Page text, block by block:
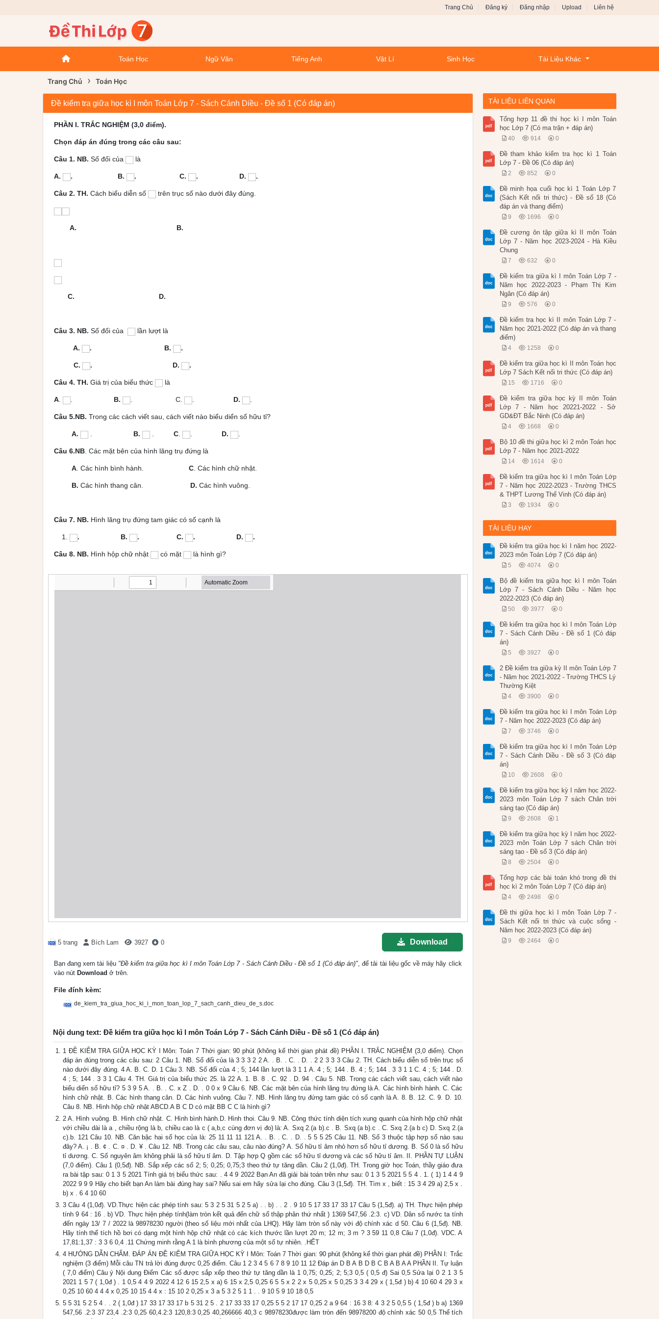
Trang Chủ Đăng ký Đăng nhập Upload Liên hệ
Toán Học Ngữ Văn Tiếng Anh Vật Lí Sinh Học Tài Liệu Khác
Trang Chủ › Toán Học
Đề kiểm tra giữa học kì I môn Toán Lớp 7 - Sách Cánh Diều - Đề số 1 (Có đáp án)
PHẦN I. TRẮC NGHIỆM (3,0 điểm).
Chọn đáp án đúng trong các câu sau:
Câu 1. NB. Số đối của là
A. . B. . C. . D. .
Câu 2. TH. Cách biểu diễn số trên trục số nào dưới đây đúng.
A. B.
C. D.
Câu 3. NB. Số đối của lần lượt là
A. . B. .
C. . D. .
Câu 4. TH. Giá trị của biểu thức là
A. . B. . C. . D. .
Câu 5.NB. Trong các cách viết sau, cách viết nào biểu diển số hữu tỉ?
A. . B. . C. . D. .
Câu 6.NB. Các mặt bên của hình lăng trụ đứng là
A. Các hình bình hành. C. Các hình chữ nhật.
B. Các hình thang cân. D. Các hình vuông.
Câu 7. NB. Hình lăng trụ đứng tam giác có số cạnh là
. B. . C. . D. .
Câu 8. NB. Hình hộp chữ nhật có mặt là hình gì?
5 trang Bích Lam 3927 0 Download
Bạn đang xem tài liệu "Đề kiểm tra giữa học kì I môn Toán Lớp 7 - Sách Cánh Diều - Đề số 1 (Có đáp án)", để tải tài liệu gốc về máy hãy click
vào nút Download ở trên.
File đính kèm:
de_kiem_tra_giua_hoc_ki_i_mon_toan_lop_7_sach_canh_dieu_de_s.doc
Nội dung text: Đề kiểm tra giữa học kì I môn Toán Lớp 7 - Sách Cánh Diều - Đề số 1 (Có đáp án)
1 ĐỀ KIỂM TRA GIỮA HỌC KỲ I Môn: Toán 7 Thời gian: 90 phút (không kể thời gian phát đề) PHẦN I. TRẮC NGHIỆM (3,0 điểm). Chọn
đáp án đúng trong các câu sau: 2 Câu 1. NB. Số đối của là 3 3 3 2 2 A. . B. . C. . D. . 2 2 3 3 3 Câu 2. TH. Cách biểu diễn số trên trục số
nào dưới đây đúng. 4 A. B. C. D. 1 Câu 3. NB. Số đối của 4 ; 5; 144 lần lượt là 3 1 1 A. 4 ; 5; 144 . B. 4 ; 5; 144 . 3 3 1 1 C. 4 ; 5; 144 . D.
4 ; 5; 144 . 3 3 1 Câu 4. TH. Giá trị của biểu thức 25. là 22 A. 1. B. 8 . C. 92 . D. 94 . Câu 5. NB. Trong các cách viết sau, cách viết nào
biểu diển số hữu tỉ? 5 3 9 5 A. . B. . C. x Z . D. . 0 0 x 9 Câu 6. NB. Các mặt bên của hình lăng trụ đứng là A. Các hình bình hành. C. Các
hình chữ nhật. B. Các hình thang cân. D. Các hình vuông. Câu 7. NB. Hình lăng trụ đứng tam giác có số cạnh là A. 8. B. 12. C. 9. D. 10.
Câu 8. NB. Hình hộp chữ nhật ABCD.A B C D có mặt BB C C là hình gì?
2 A. Hình vuông. B. Hình chữ nhật. C. Hình bình hành.D. Hình thoi. Câu 9. NB. Công thức tính diện tích xung quanh của hình hộp chữ nhật
với chiều dài là a , chiều rộng là b, chiều cao là c ( a,b,c cùng đơn vị đo) là: A. Sxq 2.(a b).c . B. Sxq (a b).c . C. Sxq 2.(a b c) D. Sxq 2.(a
c).b. 121 Câu 10. NB. Căn bậc hai số học của là: 25 11 11 11 121 A. . B. . C. . D. . 5 5 5 25 Câu 11. NB. Số 3 thuộc tập hợp số nào sau
đây? A. ¡ . B. ¢ . C. ¤ . D. ¥ . Câu 12. NB. Trong các câu sau, câu nào đúng? A. Số hữu tỉ âm nhỏ hơn số hữu tỉ dương. B. Số 0 là số hữu
tỉ dương. C. Số nguyên âm không phải là số hữu tỉ âm. D. Tập hợp Q gồm các số hữu tỉ dương và các số hữu tỉ âm. II. PHẦN TỰ LUẬN
(7,0 điểm). Câu 1 (0,5đ). NB. Sắp xếp các số 2; 5; 0,25; 0,75;3 theo thứ tự tăng dần. Câu 2 (1,0đ). TH. Trong giờ học Toán, thầy giáo đưa
ra bài tập sau: 0 1 3 5 2021 Tính giá trị biểu thức sau: . 4 4 9 2022 Bạn An đã giải bài toán trên như sau: 0 1 3 5 2021 5 5 4 . 1. ( 1) 1 4 4 9
2022 9 9 9 Hãy cho biết bạn An làm bài đúng hay sai? Nếu sai em hãy sửa lại cho đúng. Câu 3 (1,5đ). TH. Tìm x , biết : 15 3 4 29 a) 2,5 x .
b) x . 6 4 10 60
3 Câu 4 (1,0đ). VD.Thực hiện các phép tính sau: 5 3 2 5 31 5 2 5 a) . . b) . . 2 . 9 10 5 17 33 17 33 17 Câu 5 (1,5đ). a) TH. Thực hiện phép
tính 9 64 : 16 . b) VD. Thực hiện phép tính(làm tròn kết quả đến chữ số thập phân thứ nhất ) 1369 547,56 .2:3. c) VD. Dân số nước ta tính
đến ngày 13/ 7 / 2022 là 98978230 người (theo số liệu mới nhất của LHQ). Hãy làm tròn số này với độ chính xác d 50. Câu 6 (1,5đ). NB.
Hãy tính thể tích hồ bơi có dạng một hình hộp chữ nhật có các kích thước lần lượt 20 m; 12 m; 3 m ? 3 59 11 0,8 Câu 7 (1,0đ). VDC. A
17,81:1,37 : 3 3 6 0,4 .11 Chứng minh rằng A 1 là bình phương của một số tự nhiên. .HẾT
4 HƯỚNG DẪN CHẤM. ĐÁP ÁN ĐỀ KIỂM TRA GIỮA HỌC KỲ I Môn: Toán 7 Thời gian: 90 phút (không kể thời gian phát đề) PHẦN I: Trắc
nghiệm (3 điểm) Mỗi câu TN trả lời đúng được 0,25 điểm. Câu 1 2 3 4 5 6 7 8 9 10 11 12 Đáp án D B A B D B C B A B A A PHẦN II. Tự luận
( 7,0 điểm) Câu ý Nội dung Điểm Các số được sắp xếp theo thứ tự tăng dần là 1 0,75; 0,25; 2; 5;3 0,5 ( 0,5 đ) Sai 0,5 Sửa lại 0 2 1 3 5
2021 1 5 7 ( 1,0đ ) . 1 0,5 4 4 9 2022 4 12 6 15 2,5 x a) 6 15 x 2,5 0,25 6 5 5 x 2 2 x 5 0,25 x 5 0,25 3 3 4 29 x ( 1,5đ ) b) 4 10 60 4 29 3 x
0,25 10 60 4 4 4 x 0,25 10 15 4 4 x : 15 10 2 0,25 x 3 a 5 3 2 5 1 1 . . 9 10 5 9 10 18 0,5
5 5 31 5 2 5 4 . . 2 ( 1,0đ ) 17 33 17 33 17 b 5 31 2 5 . 2 17 33 33 17 0,25 5 5 2 17 17 0,25 2 a 9 64 : 16 3 8: 4 3 2 5 0,5 5 ( 1,5đ ) b a) 1369
547,56 .2:3 37 23,4 .2:3 0,25 60,4.2:3 120,8:3 0,25 40,266666 40,3 c 98978230được làm tròn đến 98978200 độ chính xác 50 0,5 Thể tích
TÀI LIỆU LIÊN QUAN
Tổng hợp 11 đề thi học kì I môn Toán
học Lớp 7 (Có ma trận + đáp án)
40 914 0
Đề tham khảo kiểm tra học kì 1 Toán
Lớp 7 - Đề 06 (Có đáp án)
2 852 0
Đề minh họa cuối học kì 1 Toán Lớp 7
(Sách Kết nối tri thức) - Đề số 18 (Có
đáp án và thang điểm)
9 1696 0
Đề cương ôn tập giữa kì II môn Toán
Lớp 7 - Năm học 2023-2024 - Hà Kiều
Chung
7 632 0
Đề kiểm tra giữa kì I môn Toán Lớp 7 -
Năm học 2022-2023 - Phạm Thị Kim
Ngân (Có đáp án)
9 576 0
Đề kiểm tra học kì II môn Toán Lớp 7 -
Năm học 2021-2022 (Có đáp án và thang
điểm)
4 1258 0
Đề kiểm tra giữa học kì II môn Toán học
Lớp 7 Sách Kết nối tri thức (Có đáp án)
15 1716 0
Đề kiểm tra giữa học kỳ II môn Toán
Lớp 7 - Năm học 20221-2022 - Sở
GD&ĐT Bắc Ninh (Có đáp án)
4 1668 0
Bộ 10 đề thi giữa học kì 2 môn Toán học
Lớp 7 - Năm học 2021-2022
14 1614 0
Đề kiểm tra giữa học kì I môn Toán Lớp
7 - Năm học 2022-2023 - Trường THCS
& THPT Lương Thế Vinh (Có đáp án)
3 1934 0
TÀI LIỆU HAY
Đề kiểm tra giữa học kì I năm học 2022-
2023 môn Toán Lớp 7 (Có đáp án)
5 4074 0
Bộ đề kiểm tra giữa học kì I môn Toán
Lớp 7 - Sách Cánh Diều - Năm học
2022-2023 (Có đáp án)
50 3977 0
Đề kiểm tra giữa học kì I môn Toán Lớp
7 - Sách Cánh Diều - Đề số 1 (Có đáp
án)
5 3927 0
2 Đề kiểm tra giữa kỳ II môn Toán Lớp 7
- Năm học 2021-2022 - Trường THCS Lý
Thường Kiệt
4 3900 0
Đề kiểm tra giữa học kì I môn Toán Lớp
7 - Năm học 2022-2023 (Có đáp án)
7 3746 0
Đề kiểm tra giữa học kì I môn Toán Lớp
7 - Sách Cánh Diều - Đề số 3 (Có đáp
án)
10 2608 0
Đề kiểm tra giữa học kỳ I năm học 2022-
2023 môn Toán Lớp 7 sách Chân trời
sáng tạo (Có đáp án)
9 2608 1
Đề kiểm tra giữa học kỳ I năm học 2022-
2023 môn Toán Lớp 7 sách Chân trời
sáng tạo - Đề số 3 (Có đáp án)
8 2504 0
Tổng hợp các bài toán khó trong đề thi
học kì 2 môn Toán Lớp 7 (Có đáp án)
4 2498 0
Đề thi giữa học kì I môn Toán Lớp 7 -
Sách Kết nối tri thức và cuộc sống -
Năm học 2022-2023 (Có đáp án)
9 2464 0